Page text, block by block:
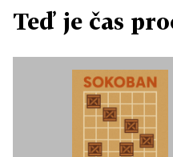
Teď je čas